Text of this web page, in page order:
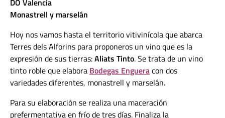
DO Valencia
Monastrell y marselán
Hoy nos vamos hasta el territorio vitivinícola que abarca
Terres dels Alforins para proponeros un vino que es la
expresión de sus tierras:Aliats Tinto. Se trata de un vino
tinto roble que elabora Bodegas Engueracon dos
variedades diferentes, monastrell y marselán.
Para su elaboración se realiza una maceración
prefermentativa en frío de tres días. Finaliza la